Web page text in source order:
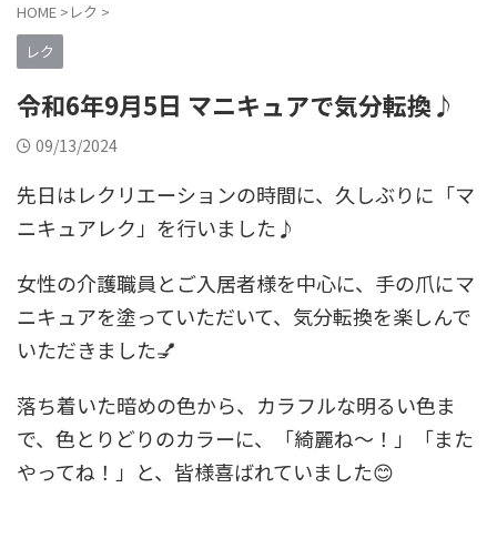
HOME > レク >
レク
令和6年9月5日 マニキュアで気分転換♪
09/13/2024
先日はレクリエーションの時間に、久しぶりに「マ
ニキュアレク」を行いました♪
女性の介護職員とご入居者様を中心に、手の爪にマ
ニキュアを塗っていただいて、気分転換を楽しんで
いただきました💅
落ち着いた暗めの色から、カラフルな明るい色ま
で、色とりどりのカラーに、「綺麗ね〜！」「また
やってね！」と、皆様喜ばれていました😊